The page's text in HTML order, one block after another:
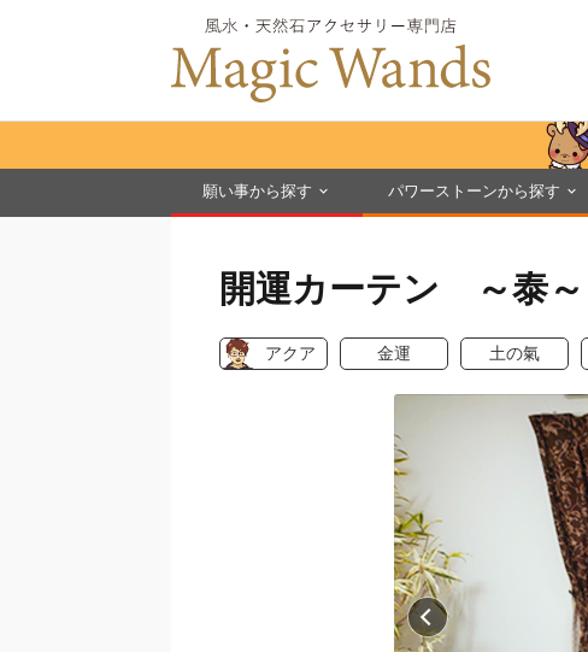
願い事から探す パワーストーンから探す
開運カーテン ～泰～
アクア 金運 土の氣